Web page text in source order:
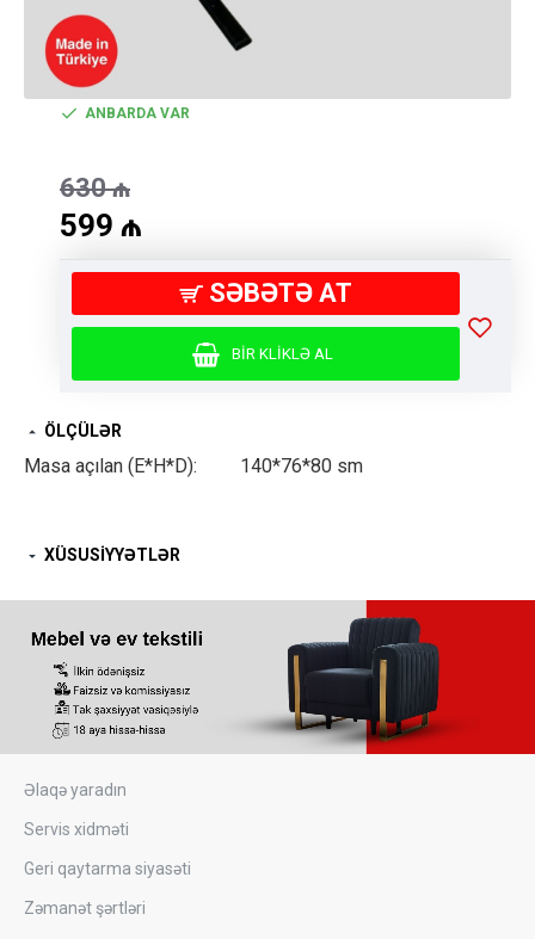
599 ₼
630₼
ANBARDA VAR
SƏBƏTƏ AT
BIR KLIKLƏ AL
ÖLÇÜLƏR
Masa açılan (E*H*D): 140*76*80 sm
XÜSUSIYYƏTLƏR
Əlaqə yaradın
Servis xidməti
Geri qaytarma siyasəti
Zəmanət şərtləri